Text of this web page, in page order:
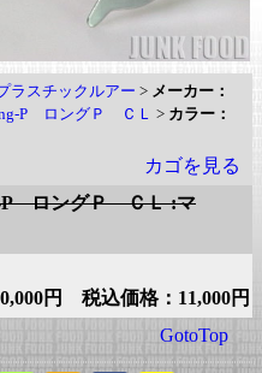
ラスチックルアー > メーカー：
P ロングＰ ＣＬ > カラー：
カゴを見る
P ロングＰ ＣＬ :マ
円 税込価格：11,000円
GotoTop